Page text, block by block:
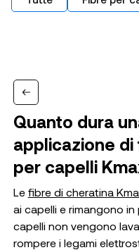
Quanto dura
applicazione
per capelli
Le fibre di cheratina
ai capelli e rimangono
capelli non vengono
rompere i legami